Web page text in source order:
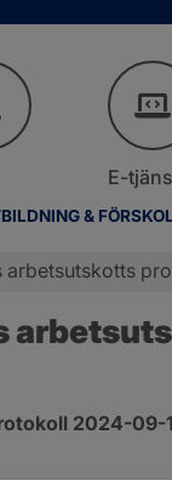
&
E-
2024-09-
fönster.